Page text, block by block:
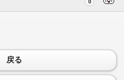
0
戻る